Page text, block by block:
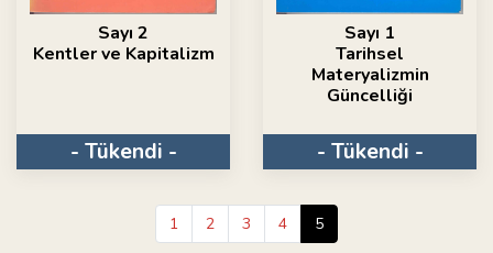
Sayı 2
Kentler ve Kapitalizm
- Tükendi -
Sayı 1
Tarihsel
Materyalizmin
Güncelliği
- Tükendi -
1 2 3 4 5